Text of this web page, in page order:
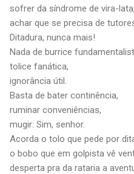
sofrer da síndrome de vira-lata,
achar que se precisa de
Ditadura, nunca mais!
Nada de burrice
tolice fanática,
ignorância útil.
Basta de bater continência,
ruminar conveniências,
mugir: Sim, senhor.
Acorda o tolo que pede por
o bobo que em golpista vê
desperta pra da rataria a